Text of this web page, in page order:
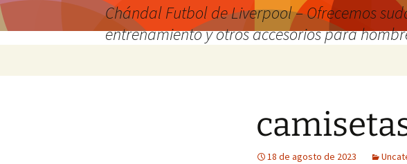
Chándal Futbol de Liverpool – Ofrecemos
entrenamiento y otros accesorios para
18 de agosto de 2023